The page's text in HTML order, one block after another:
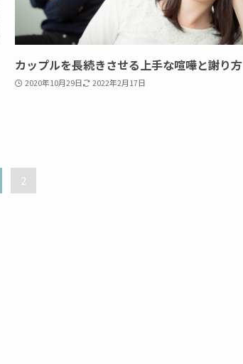
カップルを長続きさせる上手な喧嘩と謝り方
2020年10月29日 2022年2月17日
2